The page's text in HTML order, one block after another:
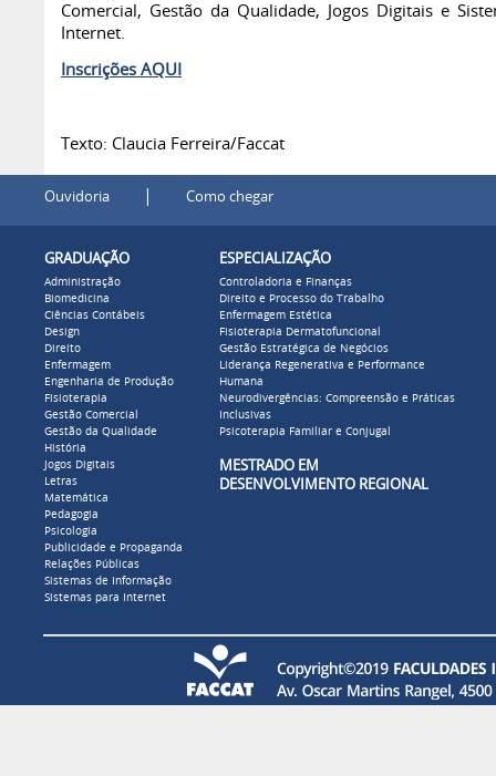
Comercial, Gestão da Qualidade, Jogos Digitais e
Internet.
Inscrições AQUI
Texto: Claucia Ferreira/Faccat
Ouvidoria | Como chegar
GRADUAÇÃO
Administração
Biomedicina
Ciências Contábeis
Design
Direito
Enfermagem
Engenharia de Produção
Fisioterapia
Gestão Comercial
Gestão da Qualidade
História
Jogos Digitais
Letras
Matemática
Pedagogia
Psicologia
Publicidade e Propaganda
Relações Públicas
Sistemas de Informação
Sistemas para Internet
ESPECIALIZAÇÃO
Controladoria e Finanças
Direito e Processo do Trabalho
Enfermagem Estética
Fisioterapia Dermatofuncional
Gestão Estratégica de Negócios
Liderança Regenerativa e Performance
Humana
Neurodivergências: Compreensão e Práticas
Inclusivas
Psicoterapia Familiar e Conjugal
MESTRADO EM
DESENVOLVIMENTO REGIONAL